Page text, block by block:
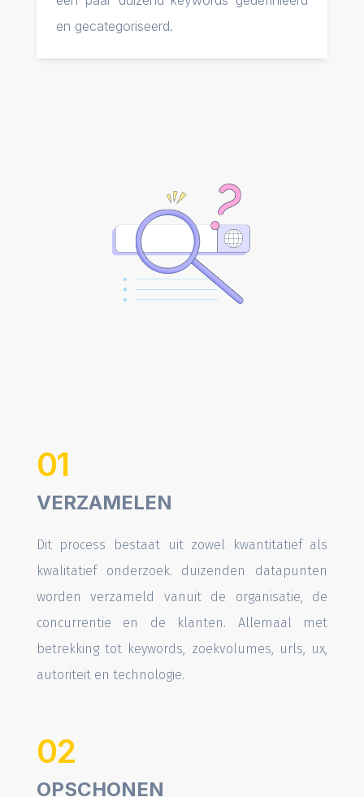
en gecategoriseerd.
01
VERZAMELEN
Dit process bestaat uit zowel kwantitatief als
kwalitatief onderzoek. duizenden datapunten
worden verzameld vanuit de organisatie, de
concurrentie en de klanten. Allemaal met
betrekking tot keywords, zoekvolumes, urls, ux,
autoriteit en technologie.
02
OPSCHONEN